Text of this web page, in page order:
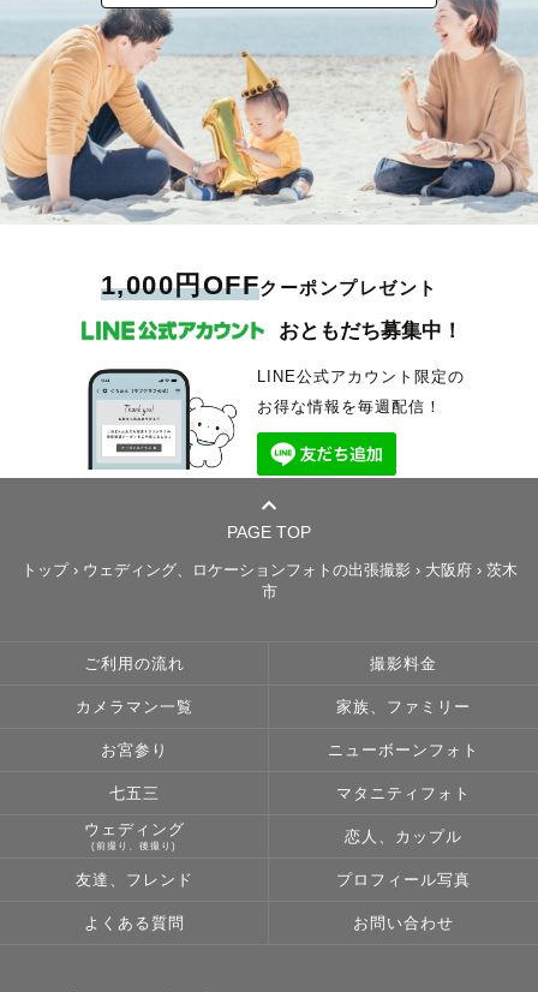
1,000円OFFクーポンプレゼント
おともだち募集中！
LINE公式アカウント限定の
お得な情報を毎週配信！
PAGE TOP
トップ› ウェディング、ロケーションフォトの出張撮影 › 大阪府› 茨木
市
ご利用の流れ 撮影料金
カメラマン一覧 家族、ファミリー
お宮参り ニューボーンフォト
七五三 マタニティフォト
ウェディング
(前撮り、後撮り)
恋人、カップル
友達、フレンド プロフィール写真
よくある質問 お問い合わせ